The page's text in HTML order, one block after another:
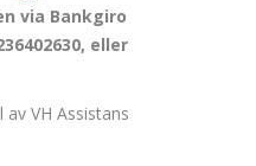
via Bankgiro
eller
VH Assistans